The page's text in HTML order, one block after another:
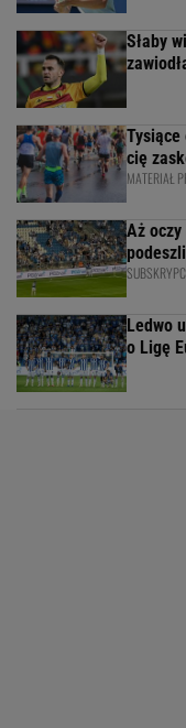
Słaby
Tysiące
cię
MATERIAŁ
Aż oczy
Ledwo
o Ligę